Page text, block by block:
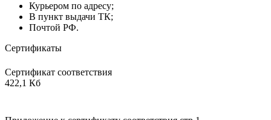
Курьером по адресу;
В пункт выдачи ТК;
Почтой РФ.
Сертификаты
Сертификат соответствия
422,1 Кб